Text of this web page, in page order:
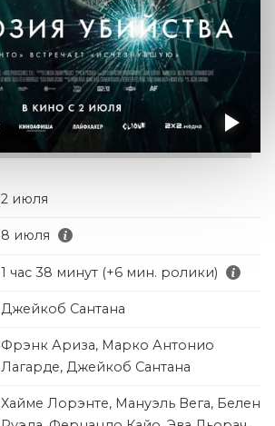
2 июля
8 июля
1 час 38 минут (+6 мин. ролики)
Джейкоб Сантана
Фрэнк Ариза, Марко Антонио
Лагарде, Джейкоб Сантана
Хайме Лорэнте, Мануэль Вега, Белен